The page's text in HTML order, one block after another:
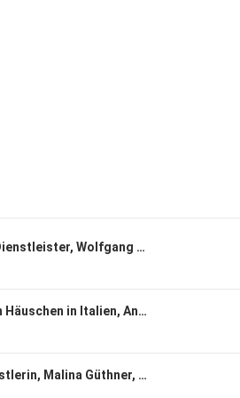
Der fröhliche Dienstleister, Wolfgang Krebs, Kabarettist, "Ich bin dankbar für alles, was ich habe".
Der Traum vom Häuschen in Italien, Andrea L'Arronge, Schauspielerin, "Das Erste, was ich morgens sehe, ist der Zitronenbaum."
Die Lebenskünstlerin, Malina Güthner, Wal-Tour-Guide und mehr, "Ich hatte auf jeden Fall total viel Angst"